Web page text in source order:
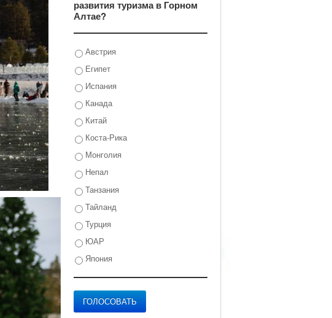
развития туризма в Горном
Алтае?
Австрия
Египет
Испания
Канада
Китай
Коста-Рика
Монголия
Непал
Танзания
Тайланд
Турция
ЮАР
Япония